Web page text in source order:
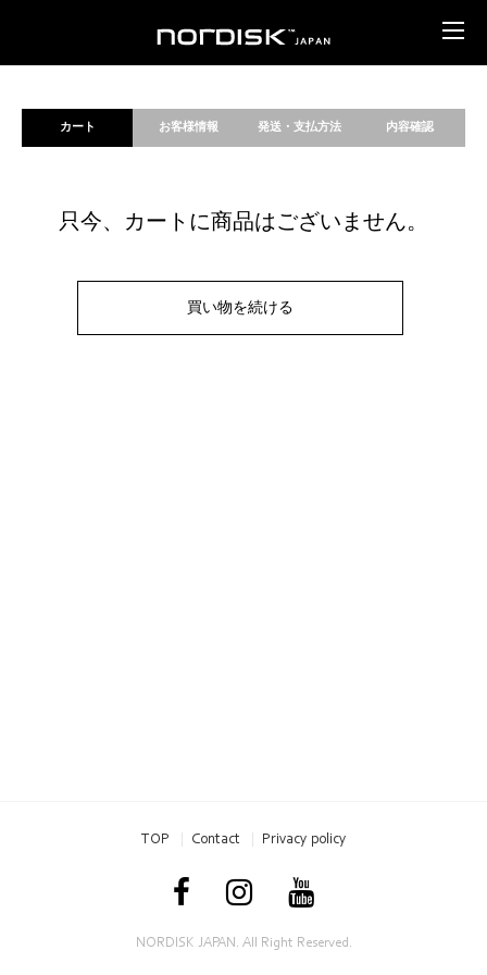
カート お客様情報 発送・支払方法 内容確認
只今、カートに商品はございません。
TOP Contact Privacy policy
NORDISK JAPAN. All Right Reserved.